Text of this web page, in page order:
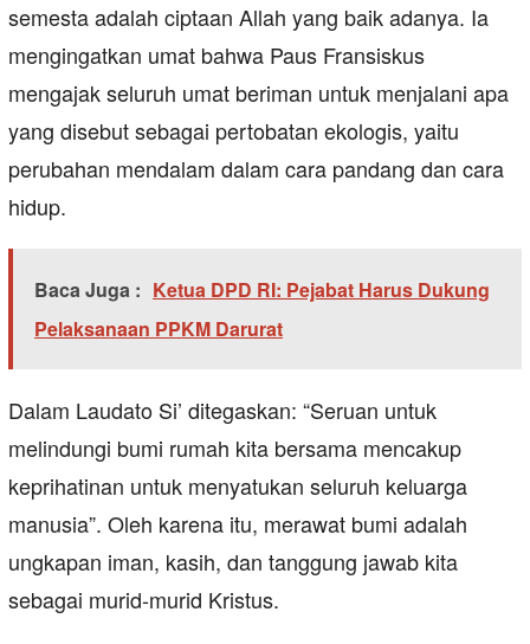
semesta adalah ciptaan Allah yang baik adanya. Ia
mengingatkan umat bahwa Paus Fransiskus
mengajak seluruh umat beriman untuk menjalani apa
yang disebut sebagai pertobatan ekologis, yaitu
perubahan mendalam dalam cara pandang dan cara
hidup.
Baca Juga : Ketua DPD RI: Pejabat Harus Dukung
Pelaksanaan PPKM Darurat
Dalam Laudato Si’ ditegaskan: “Seruan untuk
melindungi bumi rumah kita bersama mencakup
keprihatinan untuk menyatukan seluruh keluarga
manusia”. Oleh karena itu, merawat bumi adalah
ungkapan iman, kasih, dan tanggung jawab kita
sebagai murid-murid Kristus.